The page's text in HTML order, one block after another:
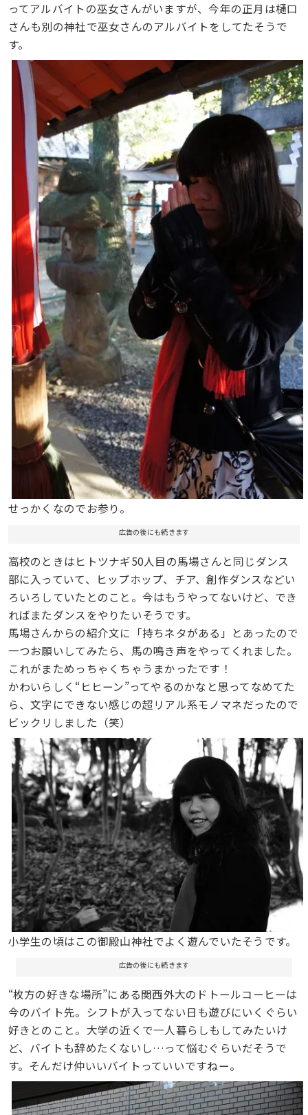
ってアルバイトの巫女さんがいますが、今年の正月は樋口
さんも別の神社で巫女さんのアルバイトをしてたそうで
す。
せっかくなのでお参り。
広告の後にも続きます
高校のときはヒトツナギ50人目の馬場さんと同じダンス
部に入っていて、ヒップホップ、チア、創作ダンスなどい
ろいろしていたとのこと。今はもうやってないけど、でき
ればまたダンスをやりたいそうです。
馬場さんからの紹介文に「持ちネタがある」とあったので
一つお願いしてみたら、馬の鳴き声をやってくれました。
これがまためっちゃくちゃうまかったです！
かわいらしく“ヒヒーン”ってやるのかなと思ってなめてた
ら、文字にできない感じの超リアル系モノマネだったので
ビックリしました（笑）
小学生の頃はこの御殿山神社でよく遊んでいたそうです。
広告の後にも続きます
“枚方の好きな場所”にある関西外大のドトールコーヒーは
今のバイト先。シフトが入ってない日も遊びにいくぐらい
好きとのこと。大学の近くで一人暮らしもしてみたいけ
ど、バイトも辞めたくないし…って悩むぐらいだそうで
す。そんだけ仲いいバイトっていいですねー。